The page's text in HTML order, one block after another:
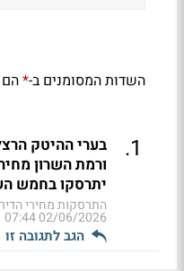
השדות המסומנים ב-*
1
.
בערי ההיטק
ורמת השרון
יתרסקו בחמש
התרסקות מחירי
02/06/2026 07:44
הגב לתגובה זו